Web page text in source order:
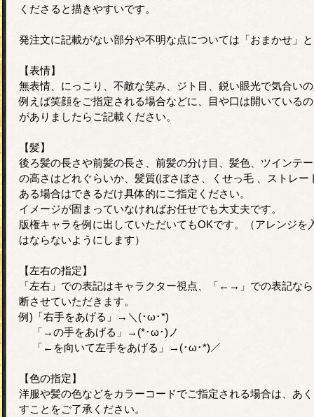
くださると描きやすいです。
発注文に記載がない部分や不明な点については「おまかせ」
【表情】
無表情、にっこり、不敵な笑み、ジト目、鋭い眼光で気合い
例えば笑顔をご指定される場合などに、目や口は開いている
がありましたらご記載ください。
【髪】
後ろ髪の長さや前髪の長さ、前髪の分け目、髪色、ツインテ
の高さはどれぐらいか、髪質(ぼさぼさ、くせっ毛 、ストレ
ある場合はできるだけ具体的にご指定ください。
イメージが固まっていなければお任せでも大丈夫です。
版権キャラを例に出していただいてもOKです。（アレンジを
はならないようにします）
【左右の指定】
「左右」での表記はキャラクター視点、「←→」での表記な
断させていただきます。
例)「右手をあげる」→＼(･ω･*)
「→の手をあげる」→(*･ω･)ノ
「←を向いて左手をあげる」→(･ω･*)／
【色の指定】
洋服や髪の色などをカラーコードでご指定される場合は、あ
すことをご了承ください。